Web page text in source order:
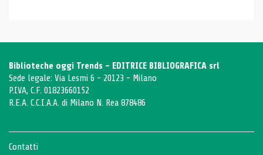
Biblioteche oggi Trends - EDITRICE BIBLIOGRAFICA srl
Sede legale: Via Lesmi 6 - 20123 - Milano
P.IVA, C.F. 01823660152
R.E.A. C.C.I.A.A. di Milano N. Rea 878486
Contatti